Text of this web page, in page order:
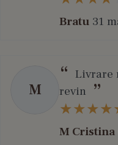
Bratu 31
M
Livrare
revin
M Cristina